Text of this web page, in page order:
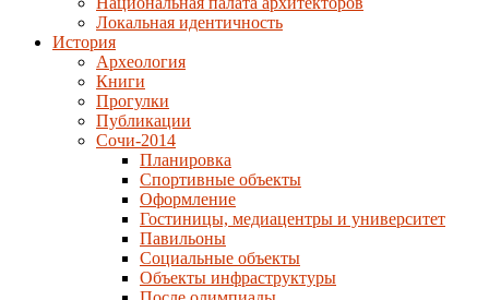
Локальная идентичность
История
Археология
Книги
Прогулки
Публикации
Сочи-2014
Планировка
Спортивные объекты
Оформление
Гостиницы, медиацентры и университет
Павильоны
Социальные объекты
Объекты инфраструктуры